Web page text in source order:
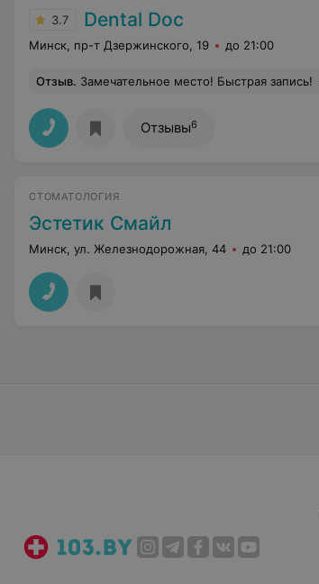
3.7 Dental Doc
Минск, пр-т Дзержинского, 19 до 21:00
Отзыв. Замечательное место! Быстрая запись!
Отзывы6
СТОМАТОЛОГИЯ
Эстетик Смайл
Минск, ул. Железнодорожная, 44 до 21:00